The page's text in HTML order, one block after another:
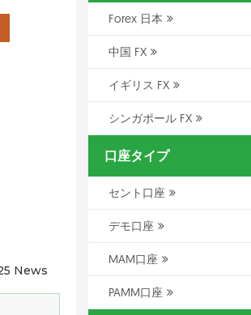
News
Forex 日本
中国 FX
イギリス FX
シンガポール FX
口座タイプ
セント口座
デモ口座
MAM口座
PAMM口座